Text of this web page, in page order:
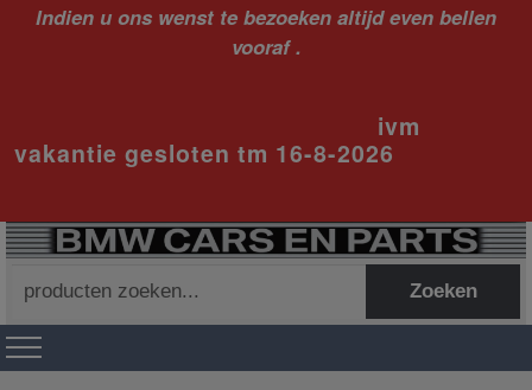
Indien u ons wenst te bezoeken altijd even bellen
vooraf .
ivm
vakantie gesloten tm 16-8-2026
naar:
Zoeken